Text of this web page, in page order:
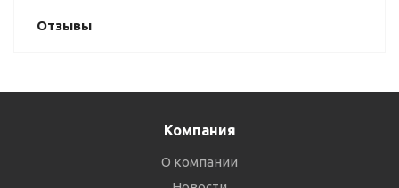
Отзывы
Компания
О компании